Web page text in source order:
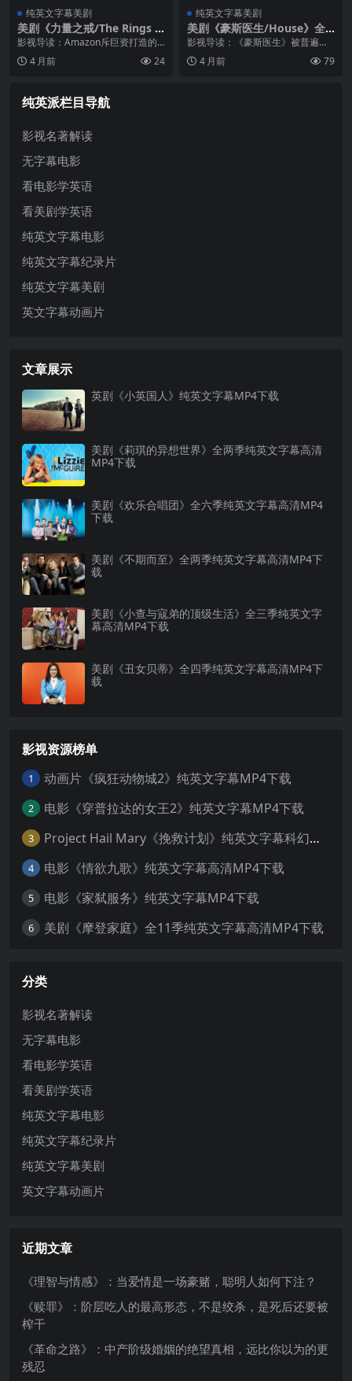
纯英文字幕美剧
美剧《力量之戒/The Rings o
f Power》全两季纯英文字幕
MP4下载
影视导读：Amazon斥巨资打造的
史诗巨制《力量之戒》是《指环
王》三部曲的前传剧集，设定在托
剧揭示了...
4 月前 24
纯英文字幕美剧
美剧《豪斯医生/House》全
八季纯英文字幕MP4下载
影视导读：《豪斯医生》被普遍认
为是医学题材电视剧的巅峰之作，
讲述了普林斯顿大学附属医院天才
4 月前 79
纯英派栏目导航
影视名著解读
无字幕电影
看电影学英语
看美剧学英语
纯英文字幕电影
纯英文字幕纪录片
纯英文字幕美剧
英文字幕动画片
文章展示
英剧《小英国人》纯英文字幕MP4下载
美剧《莉琪的异想世界》全两季纯英文字幕高清
MP4下载
美剧《欢乐合唱团》全六季纯英文字幕高清MP4
下载
美剧《不期而至》全两季纯英文字幕高清MP4下
载
美剧《小查与寇弟的顶级生活》全三季纯英文字
幕高清MP4下载
美剧《丑女贝蒂》全四季纯英文字幕高清MP4下
载
影视资源榜单
1 动画片《疯狂动物城2》纯英文字幕MP4下载
2 电影《穿普拉达的女王2》纯英文字幕MP4下载
3 Project Hail Mary《挽救计划》纯英文字幕科幻电影MP4下载
4 电影《情欲九歌》纯英文字幕高清MP4下载
5 电影《家弑服务》纯英文字幕MP4下载
6 美剧《摩登家庭》全11季纯英文字幕高清MP4下载
分类
影视名著解读
无字幕电影
看电影学英语
看美剧学英语
纯英文字幕电影
纯英文字幕纪录片
纯英文字幕美剧
英文字幕动画片
近期文章
《理智与情感》：当爱情是一场豪赌，聪明人如何下注？
《赎罪》：阶层吃人的最高形态，不是绞杀，是死后还要被
榨干
《革命之路》：中产阶级婚姻的绝望真相，远比你以为的更
残忍